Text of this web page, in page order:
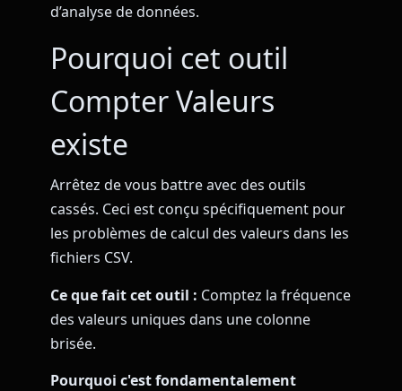
d’analyse de données.
Pourquoi cet outil
Compter Valeurs
existe
Arrêtez de vous battre avec des outils
cassés. Ceci est conçu spécifiquement pour
les problèmes de calcul des valeurs dans les
fichiers CSV.
Ce que fait cet outil : Comptez la fréquence
des valeurs uniques dans une colonne
brisée.
Pourquoi c'est fondamentalement